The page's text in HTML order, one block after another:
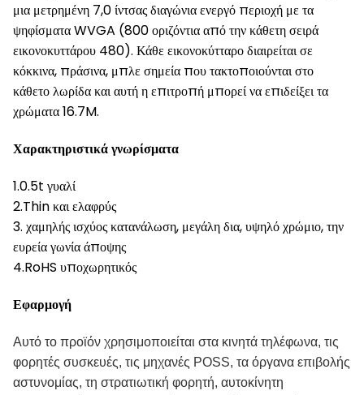
μια μετρημένη 7,0 ίντσας διαγώνια ενεργό περιοχή με τα
ψηφίσματα WVGA (800 οριζόντια από την κάθετη σειρά
εικονοκυττάρου 480). Κάθε εικονοκύτταρο διαιρείται σε
κόκκινα, πράσινα, μπλε σημεία που τακτοποιούνται στο
κάθετο λωρίδα και αυτή η επιτροπή μπορεί να επιδείξει τα
χρώματα 16.7M.
Χαρακτηριστικά γνωρίσματα
1.0.5t γυαλί
2.Thin και ελαφρύς
3. χαμηλής ισχύος κατανάλωση, μεγάλη δια, υψηλό χρώμιο, την
ευρεία γωνία άποψης
4.RoHS υποχωρητικός
Εφαρμογή
Αυτό το προϊόν χρησιμοποιείται στα κινητά τηλέφωνα, τις
φορητές συσκευές, τις μηχανές POSS, τα όργανα επιβολής
αστυνομίας, τη στρατιωτική φορητή, αυτοκίνητη